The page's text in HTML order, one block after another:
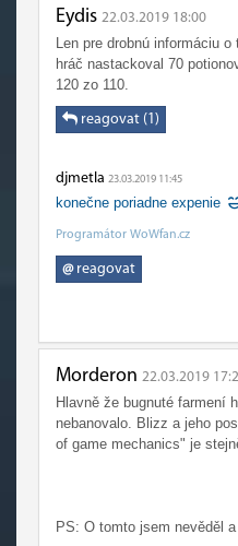
Eydis 22.03.2019 18:00
Len pre drobnú informáciu
hráč nastackoval 70
120 zo 110.
reagovat (1)
djmetla 23.03.2019 11:45
konečne poriadne expenie
Programátor WoWfan.cz
@reagovat
Morderon 22.03.2019
Hlavně že bugnuté farmení
nebanovalo. Blizz a jeho
of game mechanics" je
PS: O tomto jsem nevěděl